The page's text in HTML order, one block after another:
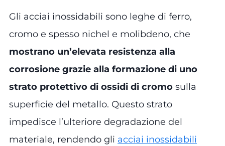
Gli acciai inossidabili sono leghe di ferro,
cromo e spesso nichel e molibdeno, che
mostrano un’elevata resistenza alla
corrosione grazie alla formazione di uno
strato protettivo di ossidi di cromo sulla
superficie del metallo. Questo strato
impedisce l’ulteriore degradazione del
materiale, rendendo gli acciai inossidabili